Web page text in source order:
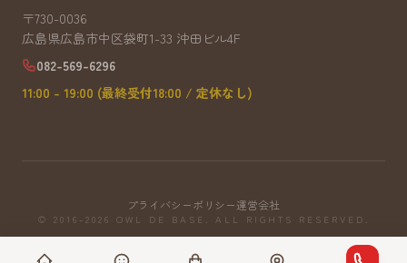
〒730-0036
広島県広島市中区袋町1-33 沖田ビル4F
082-569-6296
11:00 - 19:00 (最終受付18:00 / 定休なし)
プライバシーポリシー運営会社
© 2016-2026 OWL DE BASE. ALL RIGHTS RESERVED.